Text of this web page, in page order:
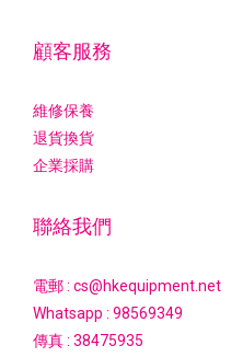
顧客服務
維修保養
退貨換貨
企業採購
聯絡我們
電郵 : cs@hkequipment.net
Whatsapp : 98569349
傳真 : 38475935